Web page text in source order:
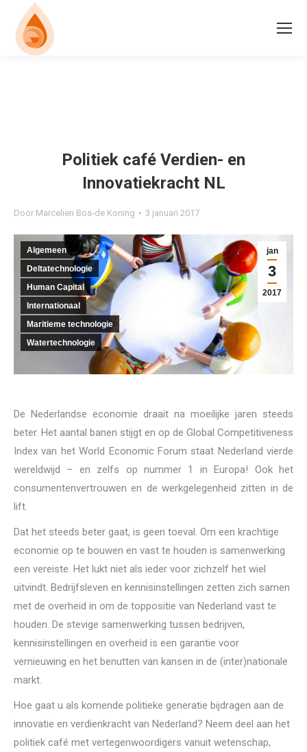
Politiek café Verdien- en
Innovatiekracht NL
Door Marcelien Bos-de Koning 3 januari 2017
jan
3
2017
Algemeen
Deltatechnologie
Human Capital
Internationaal
Maritieme technologie
Watertechnologie
De Nederlandse economie draait na moeilijke jaren steeds
beter. Het aantal banen stijgt en op de Global Competitiveness
Index van het World Economic Forum staat Nederland vierde
wereldwijd – en zelfs op nummer 1 in Europa! Ook het
consumentenvertrouwen en de werkgelegenheid zitten in de
lift.
Dat het steeds beter gaat, is geen toeval. Om een krachtige
economie op te bouwen en vast te houden is samenwerking
een vereiste. Het lukt niet als ieder voor zichzelf het wiel
uitvindt. Bedrijfsleven en kennisinstellingen zetten zich samen
met de overheid in om de toppositie van Nederland vast te
houden. De stevige samenwerking tussen bedrijven,
kennisinstellingen en overheid is een garantie voor
vernieuwing en het benutten van kansen in de (inter)nationale
markt.
Hoe gaat u als komende politieke generatie bijdragen aan de
innovatie en verdienkracht van Nederland? Neem deel aan het
politiek café met vertegenwoordigers vanuit wetenschap,